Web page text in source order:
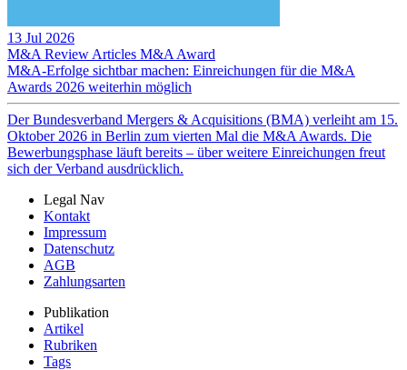
13 Jul 2026
M&A Review Articles M&A Award
M&A-Erfolge sichtbar machen: Einreichungen für die M&A
Awards 2026 weiterhin möglich
Der Bundesverband Mergers & Acquisitions (BMA) verleiht am 15.
Oktober 2026 in Berlin zum vierten Mal die M&A Awards. Die
Bewerbungsphase läuft bereits – über weitere Einreichungen freut
sich der Verband ausdrücklich.
Legal Nav
Kontakt
Impressum
Datenschutz
AGB
Zahlungsarten
Publikation
Artikel
Rubriken
Tags